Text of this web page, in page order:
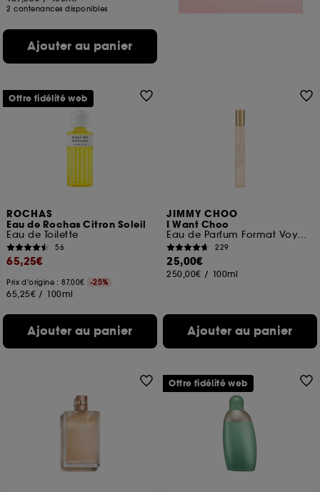
2 contenances disponibles
Ajouter au panier
ROCHAS
Eau de Rochas Citron Soleil
Eau de Toilette
56
65,25€
Prix d'origine : 87,00€ -25%
65,25€ / 100ml
Ajouter au panier
Offre fidélité web
JIMMY CHOO
I Want Choo
Eau de Parfum Format Voyage
229
25,00€
250,00€ / 100ml
Ajouter au panier
Offre fidélité web